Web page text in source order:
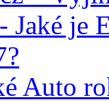
Auto